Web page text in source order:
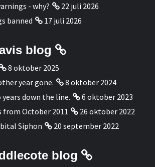
- why?
22 juli 2026
banned
17 juli 2026
blog
8 oktober 2025
year gone.
8 oktober 2024
years down the line.
6 oktober 2023
from October 2011
26 oktober 2022
Siphon
20 september 2022
blog